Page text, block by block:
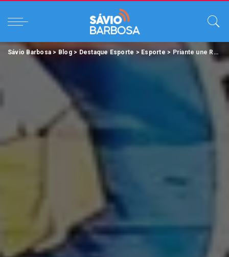
Sávio Barbosa>Blog>Destaque Esporte > Esporte > Priante une Remo e Paysandu em projeto social para crianças e adolescentes de Belém.